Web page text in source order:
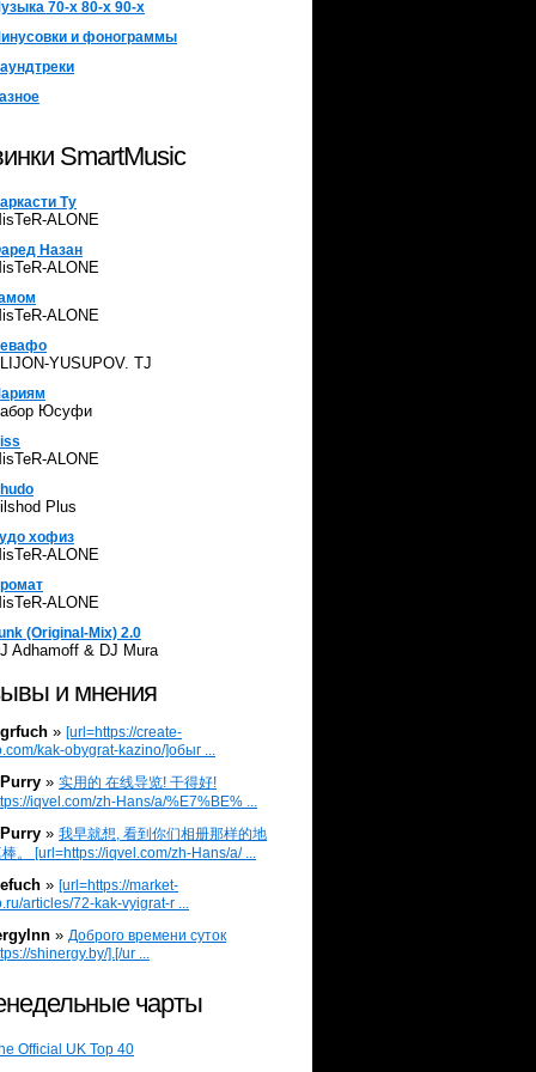
70-х 80-х 90-х
и фонограммы
SmartMusic
Ту
ALONE
Назан
ALONE
ALONE
YUSUPOV. TJ
Юсуфи
ALONE
Plus
хофиз
ALONE
ALONE
(Original-Mix) 2.0
Adhamoff & DJ Mura
и мнения
» [url=https://create-
kak-obygrat-kazino/]обыг ...
» 实用的 在线导览! 干得好!
iqvel.com/zh-Hans/a/%E7%BE% ...
» 我早就想, 看到你们相册那样的地
。 [url=https://iqvel.com/zh-Hans/a/ ...
» [url=https://market-
articles/72-kak-vyigrat-r ...
» Доброго времени суток
shinergy.by/].[/ur ...
чарты
Official UK Top 40